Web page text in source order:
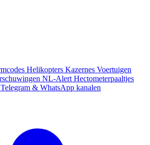
Helikopters Kazernes Voertuigen
NL-Alert Hectometerpaaltjes
Telegram & WhatsApp kanalen